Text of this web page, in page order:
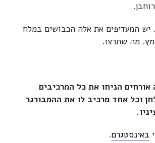
יש המעדיפים את אלה הכבושים במלח
מה שתרצו.
הניחו את כל המרכיבים
וכל אחד מרכיב לו את ההמבורגר
באינסטגרם.